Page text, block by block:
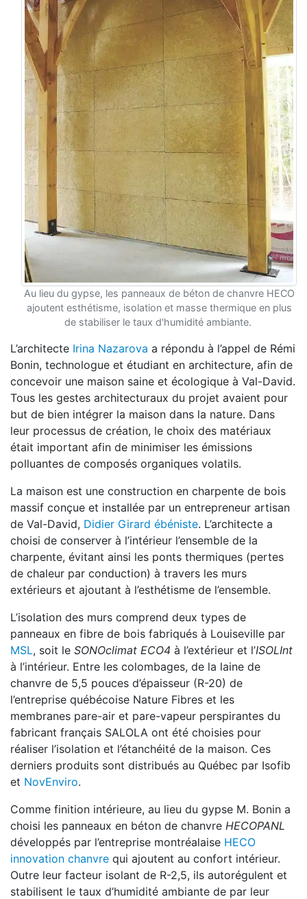
Au lieu du gypse, les panneaux de béton de chanvre HECO
ajoutent esthétisme, isolation et masse thermique en plus
de stabiliser le taux d'humidité ambiante.
L’architecte Irina Nazarova a répondu à l’appel de Rémi
Bonin, technologue et étudiant en architecture, afin de
concevoir une maison saine et écologique à Val-David.
Tous les gestes architecturaux du projet avaient pour
but de bien intégrer la maison dans la nature. Dans
leur processus de création, le choix des matériaux
était important afin de minimiser les émissions
polluantes de composés organiques volatils.
La maison est une construction en charpente de bois
massif conçue et installée par un entrepreneur artisan
de Val-David, Didier Girard ébéniste. L’architecte a
choisi de conserver à l’intérieur l’ensemble de la
charpente, évitant ainsi les ponts thermiques (pertes
de chaleur par conduction) à travers les murs
extérieurs et ajoutant à l’esthétisme de l’ensemble.
L’isolation des murs comprend deux types de
panneaux en fibre de bois fabriqués à Louiseville par
MSL, soit le SONOclimat ECO4 à l’extérieur et l’ISOLInt
à l’intérieur. Entre les colombages, de la laine de
chanvre de 5,5 pouces d’épaisseur (R-20) de
l’entreprise québécoise Nature Fibres et les
membranes pare-air et pare-vapeur perspirantes du
fabricant français SALOLA ont été choisies pour
réaliser l’isolation et l’étanchéité de la maison. Ces
derniers produits sont distribués au Québec par Isofib
et NovEnviro.
Comme finition intérieure, au lieu du gypse M. Bonin a
choisi les panneaux en béton de chanvre HECOPANL
développés par l’entreprise montréalaise HECO
innovation chanvre qui ajoutent au confort intérieur.
Outre leur facteur isolant de R-2,5, ils autorégulent et
stabilisent le taux d’humidité ambiante de par leur